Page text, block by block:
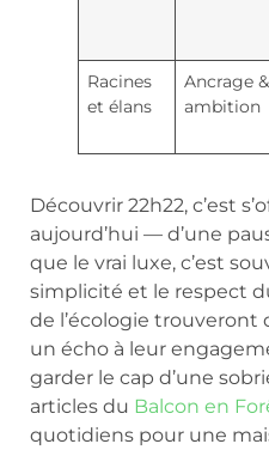
Racines
et élans
Ancrage &
ambition
Découvrir 22h22, c’est
aujourd’hui — d’une
que le vrai luxe, c’est
simplicité et le respect
de l’écologie
un écho à leur
garder le cap d’une
articles du Balcon en
quotidiens pour une